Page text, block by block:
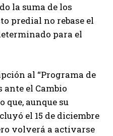
la suma de los
predial no rebase el
para el
al “Programa de
ante el Cambio
que, aunque su
el 15 de diciembre
volverá a activarse